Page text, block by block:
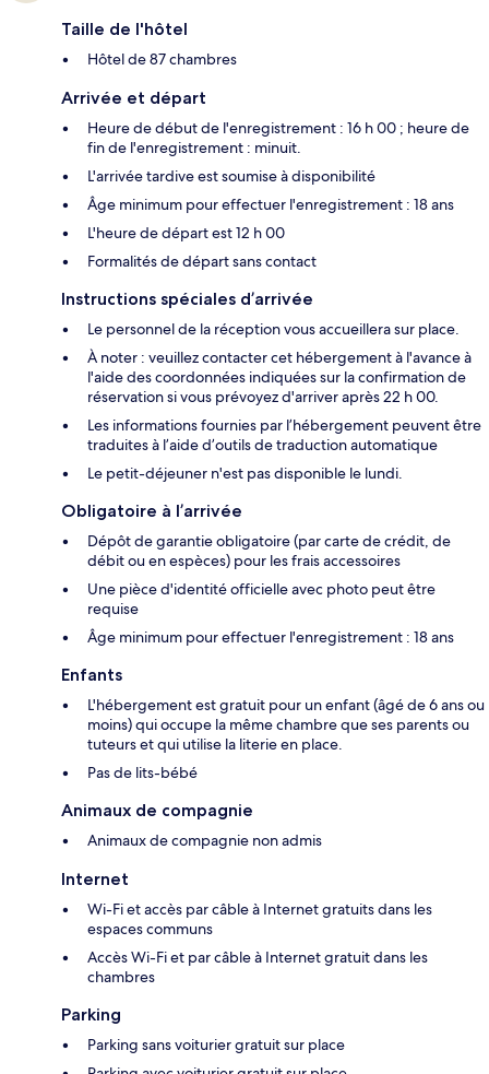
Taille de l'hôtel
Hôtel de 87 chambres
Arrivée et départ
Heure de début de l'enregistrement : 16 h 00 ; heure de
fin de l'enregistrement : minuit.
L'arrivée tardive est soumise à disponibilité
Âge minimum pour effectuer l'enregistrement : 18 ans
L'heure de départ est 12 h 00
Formalités de départ sans contact
Instructions spéciales d’arrivée
Le personnel de la réception vous accueillera sur place.
À noter : veuillez contacter cet hébergement à l'avance à
l'aide des coordonnées indiquées sur la confirmation de
réservation si vous prévoyez d'arriver après 22 h 00.
Les informations fournies par l’hébergement peuvent être
traduites à l’aide d’outils de traduction automatique
Le petit-déjeuner n'est pas disponible le lundi.
Obligatoire à l’arrivée
Dépôt de garantie obligatoire (par carte de crédit, de
débit ou en espèces) pour les frais accessoires
Une pièce d'identité officielle avec photo peut être
requise
Âge minimum pour effectuer l'enregistrement : 18 ans
Enfants
L'hébergement est gratuit pour un enfant (âgé de 6 ans ou
moins) qui occupe la même chambre que ses parents ou
tuteurs et qui utilise la literie en place.
Pas de lits-bébé
Animaux de compagnie
Animaux de compagnie non admis
Internet
Wi-Fi et accès par câble à Internet gratuits dans les
espaces communs
Accès Wi-Fi et par câble à Internet gratuit dans les
chambres
Parking
Parking sans voiturier gratuit sur place